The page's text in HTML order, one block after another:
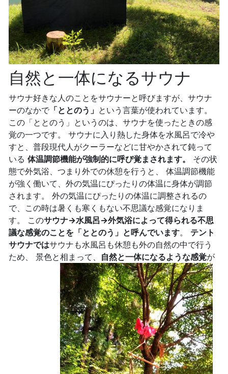
自然と一体になるサウナ
サウナ好きな人のことをサウナーと呼びますが、サウナ
ーのなかで 「ととのう」 という言葉が使われています。
この「ととのう」というのは、サウナを使ったときの感
覚の一つです。 サウナに入り熱した身体を水風呂で冷や
すと、普段現代人がクーラーなどに甘やかされて鈍って
いる 体温調節機能が強制的に呼び覚まされます。
その状
態で外気浴、つまり外での休憩を行うと、 体温調節機能
が強く働いて、外の気温にぴったりの体温に身体が調節
されます。 外の気温にぴったりの体温に調整されるの
で、この時は暑くも寒くもない不思議な感覚になりま
す。 このサウナ→水風呂→外気浴によって得られる不思
議な感覚のことを「ととのう」と呼んでいます。 テント
サウナではサウナも水風呂も休憩も外の自然の中で行う
ため、 景色と相まって、 自然と一体になるような感覚が